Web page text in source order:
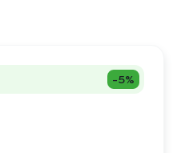
-5%